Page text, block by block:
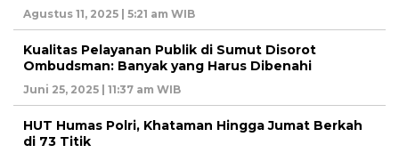
Agustus 11, 2025 | 5:21 am WIB
Kualitas Pelayanan Publik di Sumut Disorot
Ombudsman: Banyak yang Harus Dibenahi
Juni 25, 2025 | 11:37 am WIB
HUT Humas Polri, Khataman Hingga Jumat Berkah
di 73 Titik